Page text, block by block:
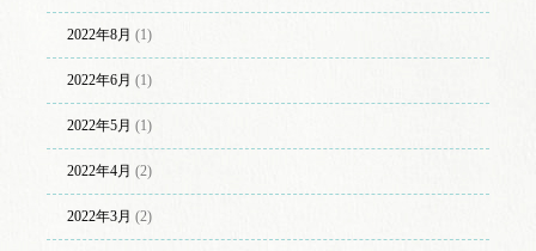
2022年8月 (1)
2022年6月 (1)
2022年5月 (1)
2022年4月 (2)
2022年3月 (2)